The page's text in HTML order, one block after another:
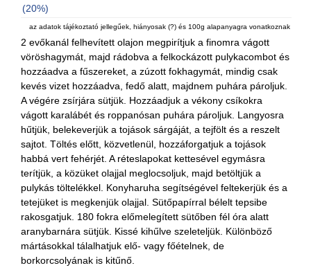
(20%)
az adatok tájékoztató jellegűek, hiányosak (?) és 100g alapanyagra vonatkoznak
2 evőkanál felhevített olajon megpirítjuk a finomra vágott
vöröshagymát, majd rádobva a felkockázott pulykacombot és
hozzáadva a fűszereket, a zúzott fokhagymát, mindig csak
kevés vizet hozzáadva, fedő alatt, majdnem puhára pároljuk.
A végére zsírjára sütjük. Hozzáadjuk a vékony csíkokra
vágott karalábét és roppanósan puhára pároljuk. Langyosra
hűtjük, belekeverjük a tojások sárgáját, a tejfölt és a reszelt
sajtot. Töltés előtt, közvetlenül, hozzáforgatjuk a tojások
habbá vert fehérjét. A réteslapokat kettesével egymásra
terítjük, a közüket olajjal meglocsoljuk, majd betöltjük a
pulykás töltelékkel. Konyharuha segítségével feltekerjük és a
tetejüket is megkenjük olajjal. Sütőpapírral bélelt tepsibe
rakosgatjuk. 180 fokra előmelegített sütőben fél óra alatt
aranybarnára sütjük. Kissé kihűlve szeleteljük. Különböző
mártásokkal tálalhatjuk elő- vagy főételnek, de
borkorcsolyának is kitűnő.